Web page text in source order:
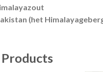
(het